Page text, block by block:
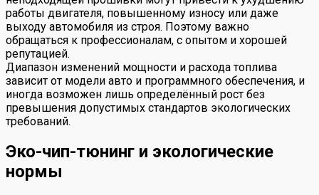
работы двигателя, повышенному износу или даже
выходу автомобиля из строя. Поэтому важно
обращаться к профессионалам, с опытом и хорошей
репутацией.
Диапазон изменений мощности и расхода топлива
зависит от модели авто и программного обеспечения, и
иногда возможен лишь определённый рост без
превышения допустимых стандартов экологических
требований.
Эко-чип-тюнинг и экологические
нормы